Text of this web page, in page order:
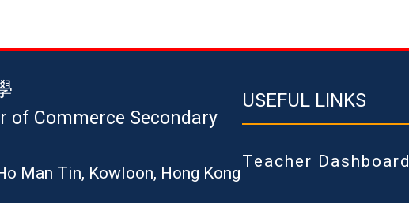
of Commerce Secondary
Man Tin, Kowloon, Hong Kong
USEFUL LINKS
Teacher Dashboard